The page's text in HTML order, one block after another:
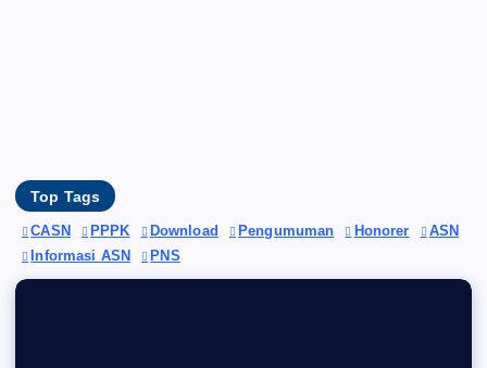
Top Tags
CASN PPPK Download Pengumuman Honorer
ASN
Informasi ASN
PNS